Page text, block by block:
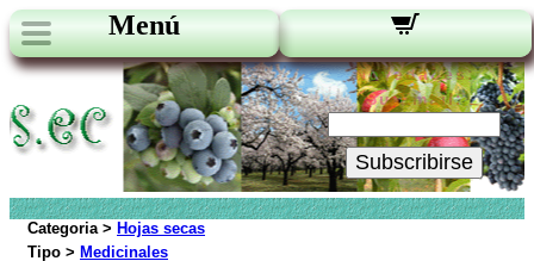
Menú
Novedades:
Su Email:
Subscribirse
Categoria > Hojas secas
Tipo > Medicinales